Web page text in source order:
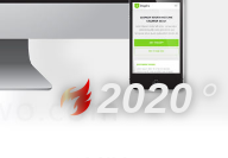
2020